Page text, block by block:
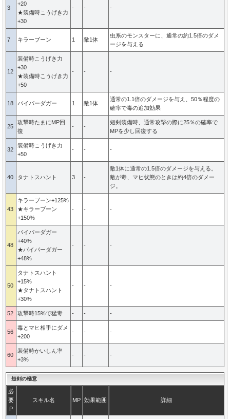
3
+20
★装備時こうげき力
+30
- - -
7 キラーブーン 1 敵1体
虫系のモンスターに、通常の約1.5倍のダメ
ージを与える
12
装備時こうげき力
+30
★装備時こうげき力
+50
- - -
18 バイパーダガー 1 敵1体
通常の1.1倍のダメージを与え、50％程度の
確率で毒の追加効果
25
攻撃時たまにMP回
復
- -
短剣装備時、通常攻撃の際に25％の確率で
MPを少し回復する
32
装備時こうげき力
+50
- - -
40 タナトスハント 3 -
敵1体に通常の1.5倍のダメージを与える。
敵が毒、マヒ状態のときは約4倍のダメー
ジ。
43
キラーブーン+125%
★キラーブーン
+150%
- - -
48
バイパーダガー
+40%
★バイパーダガー
+48%
- - -
50
タナトスハント
+15%
★タナトスハント
+30%
- - -
52 攻撃時15%で猛毒 - - -
56
毒とマヒ相手にダメ
+200
- - -
60
装備時かいしん率
+3%
- - -
短剣の極意
必
要
P
スキル名 MP 効果範囲 詳細